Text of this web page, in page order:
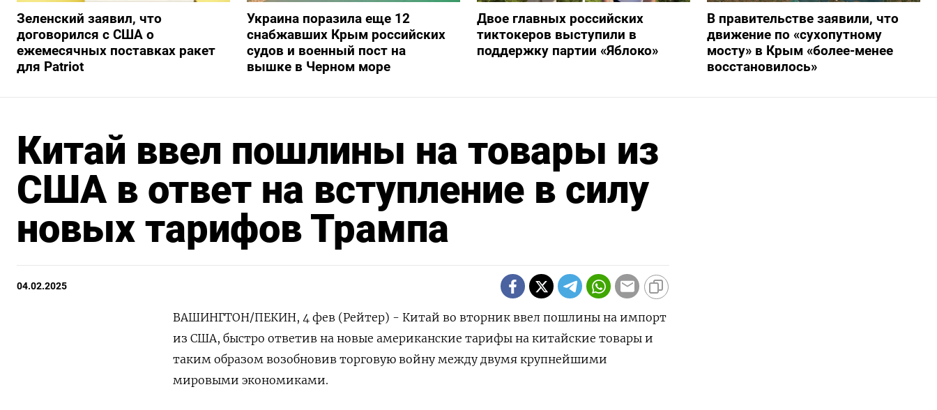
Зеленский заявил, что
договорился с США о
ежемесячных поставках ракет
для Patriot
Украина поразила еще 12
снабжавших Крым российских
судов и военный пост на
вышке в Черном море
Двое главных российских
тиктокеров выступили в
поддержку партии «Яблоко»
В правительстве заявили, что
движение по «сухопутному
мосту» в Крым «более-менее
восстановилось»
Китай ввел пошлины на товары из
США в ответ на вступление в силу
новых тарифов Трампа
04.02.2025
ВАШИНГТОН/ПЕКИН, 4 фев (Рейтер) - Китай во вторник ввел пошлины на импорт
из США, быстро ответив на новые американские тарифы на китайские товары и
таким образом возобновив торговую войну между двумя крупнейшими
мировыми экономиками.